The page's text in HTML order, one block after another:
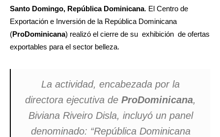
Santo Domingo, República Dominicana. El Centro de
Exportación e Inversión de la República Dominicana
(ProDominicana) realizó el cierre de su exhibición de ofertas
exportables para el sector belleza.
La actividad, encabezada por la
directora ejecutiva de ProDominicana,
Biviana Riveiro Disla, incluyó un panel
denominado: “República Dominicana